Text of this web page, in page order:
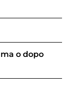
o dopo